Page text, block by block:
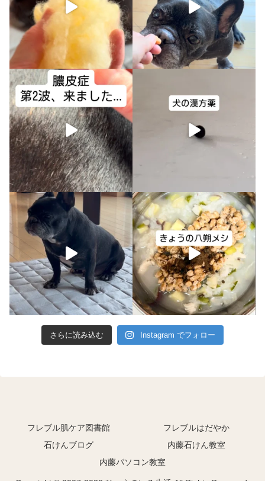
さらに読み込む Instagram でフォロー
フレブル肌ケア図書館
フレブルはだやか
石けんブログ
内藤石けん教室
内藤パソコン教室